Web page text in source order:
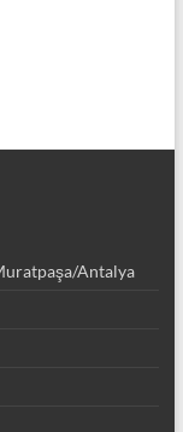
Antalya